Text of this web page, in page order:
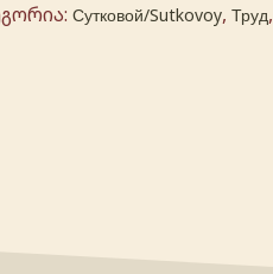
Сутковой/Sutkovoy, Труд,